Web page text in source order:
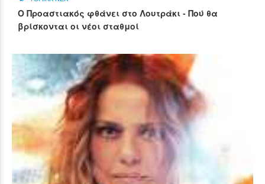
Ο Προαστιακός φθάνει στο Λουτράκι - Πού θα
βρίσκονται οι νέοι σταθμοί